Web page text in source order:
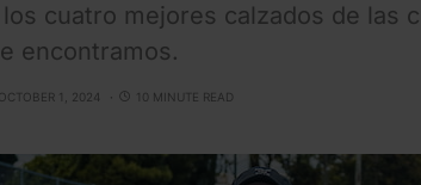
cuatro mejores calzados de las
encontramos.
OCTOBER 1, 2024 10 MINUTE READ